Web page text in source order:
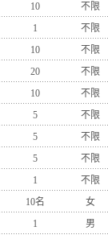
10
不限
1
不限
10
不限
20
不限
10
不限
5
不限
5
不限
5
不限
1
不限
10名
女
1
男